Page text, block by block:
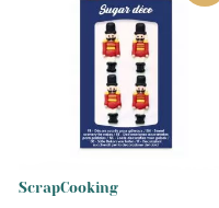
ScrapCooking